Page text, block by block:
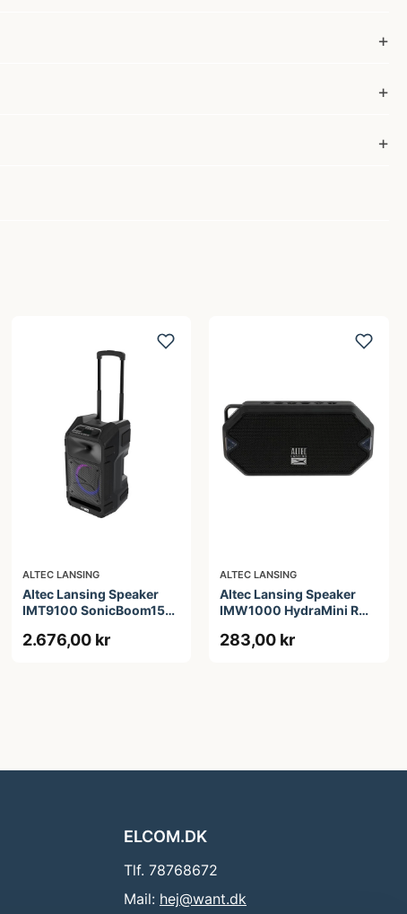
ALTEC LANSING
Altec Lansing Speaker
IMT9100 SonicBoom150
2.676,00 kr
ALTEC LANSING
Altec Lansing Speaker
IMW1000 HydraMini RGB
283,00 kr
ELCOM.DK
Tlf. 78768672
Mail: hej@want.dk